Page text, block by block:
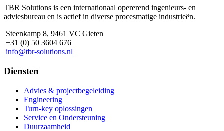
TBR Solutions is een internationaal opererend ingenieurs- en
adviesbureau en is actief in diverse procesmatige industrieën.
Steenkamp 8, 9461 VC Gieten
+31 (0) 50 3604 676
info@tbr-solutions.nl
Diensten
Advies & projectbegeleiding
Engineering
Turn-key oplossingen
Service en Ondersteuning
Duurzaamheid